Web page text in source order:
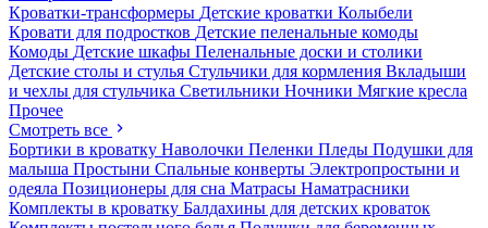
Кроватки-трансформеры Детские кроватки Колыбели
Кровати для подростков Детские пеленальные комоды
Комоды Детские шкафы Пеленальные доски и столики
Детские столы и стулья Стульчики для кормления Вкладыши
и чехлы для стульчика Светильники Ночники Мягкие кресла
Прочее
Смотреть все
Бортики в кроватку Наволочки Пеленки Пледы Подушки для
малыша Простыни Спальные конверты Электропростыни и
одеяла Позиционеры для сна Матрасы Наматрасники
Комплекты в кроватку Балдахины для детских кроваток